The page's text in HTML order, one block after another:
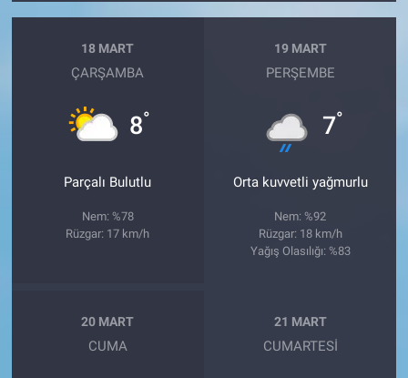
18 MART
ÇARŞAMBA
8°
Parçalı Bulutlu
Nem: %78
Rüzgar: 17 km/h
19 MART
PERŞEMBE
7°
Orta kuvvetli yağmurlu
Nem: %92
Rüzgar: 18 km/h
Yağış Olasılığı: %83
20 MART
CUMA
21 MART
CUMARTESI